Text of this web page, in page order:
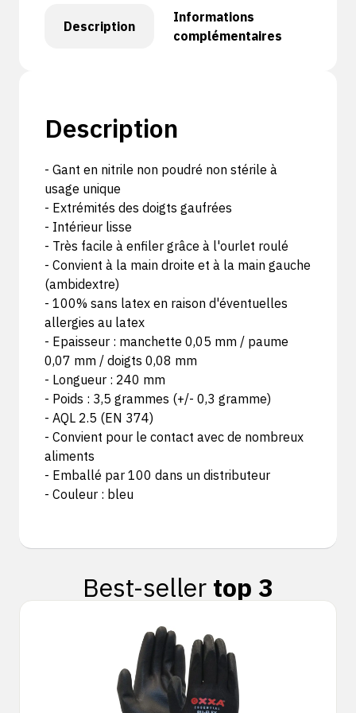
Description
Informations
complémentaires
Description
- Gant en nitrile non poudré non stérile à
usage unique
- Extrémités des doigts gaufrées
- Intérieur lisse
- Très facile à enfiler grâce à l'ourlet roulé
- Convient à la main droite et à la main gauche
(ambidextre)
- 100% sans latex en raison d'éventuelles
allergies au latex
- Epaisseur : manchette 0,05 mm / paume
0,07 mm / doigts 0,08 mm
- Longueur : 240 mm
- Poids : 3,5 grammes (+/- 0,3 gramme)
- AQL 2.5 (EN 374)
- Convient pour le contact avec de nombreux
aliments
- Emballé par 100 dans un distributeur
- Couleur : bleu
Best-seller top 3